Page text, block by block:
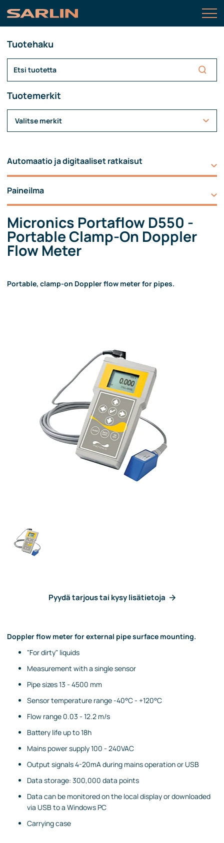
Tuotehaku
Tuotemerkit
Valitse merkit
Automaatio ja digitaaliset ratkaisut
Paineilma
Micronics Portaflow D550 -
Portable Clamp-On Doppler
Flow Meter
Portable, clamp-on Doppler flow meter for pipes.
Pyydä tarjous tai kysy lisätietoja
Doppler flow meter for external pipe surface mounting.
"For dirty" liquids
Measurement with a single sensor
Pipe sizes 13 - 4500 mm
Sensor temperature range -40°C - +120°C
Flow range 0.03 - 12.2 m/s
Battery life up to 18h
Mains power supply 100 - 240VAC
Output signals 4-20mA during mains operation or USB
Data storage: 300,000 data points
Data can be monitored on the local display or downloaded
via USB to a Windows PC
Carrying case